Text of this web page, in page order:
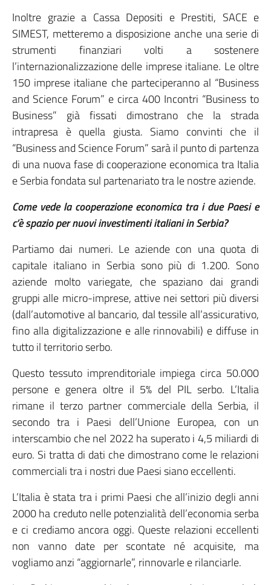
Inoltre grazie a Cassa Depositi e Prestiti, SACE e
SIMEST, metteremo a disposizione anche una serie di
strumenti finanziari volti a sostenere
l’internazionalizzazione delle imprese italiane. Le oltre
150 imprese italiane che parteciperanno al “Business
and Science Forum” e circa 400 Incontri “Business to
Business” già fissati dimostrano che la strada
intrapresa è quella giusta. Siamo convinti che il
“Business and Science Forum” sarà il punto di partenza
di una nuova fase di cooperazione economica tra Italia
e Serbia fondata sul partenariato tra le nostre aziende.
Come vede la cooperazione economica tra i due Paesi e
c’è spazio per nuovi investimenti italiani in Serbia?
Partiamo dai numeri. Le aziende con una quota di
capitale italiano in Serbia sono più di 1.200. Sono
aziende molto variegate, che spaziano dai grandi
gruppi alle micro-imprese, attive nei settori più diversi
(dall’automotive al bancario, dal tessile all’assicurativo,
fino alla digitalizzazione e alle rinnovabili) e diffuse in
tutto il territorio serbo.
Questo tessuto imprenditoriale impiega circa 50.000
persone e genera oltre il 5% del PIL serbo. L’Italia
rimane il terzo partner commerciale della Serbia, il
secondo tra i Paesi dell’Unione Europea, con un
interscambio che nel 2022 ha superato i 4,5 miliardi di
euro. Si tratta di dati che dimostrano come le relazioni
commerciali tra i nostri due Paesi siano eccellenti.
L’Italia è stata tra i primi Paesi che all’inizio degli anni
2000 ha creduto nelle potenzialità dell’economia serba
e ci crediamo ancora oggi. Queste relazioni eccellenti
non vanno date per scontate né acquisite, ma
vogliamo anzi “aggiornarle”, rinnovarle e rilanciarle.